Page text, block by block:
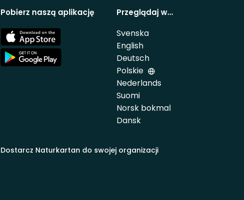
Pobierz naszą aplikację
App
Store
App
Store
Przeglądaj w…
Svenska
English
Deutsch
Polskie
Nederlands
Suomi
Norsk bokmal
Dansk
Dostarcz Naturkartan do swojej organizacji